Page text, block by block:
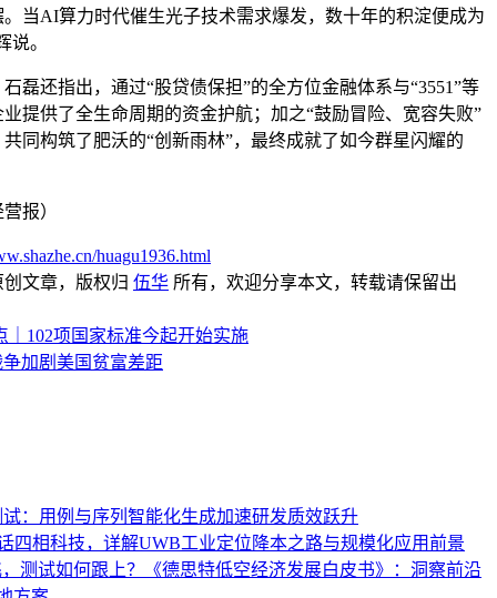
当AI算力时代催生光子技术需求爆发，数十年的积淀便成为
说。
还指出，通过“股贷债保担”的全方位金融体系与“3551”等
提供了全生命周期的资金护航；加之“鼓励冒险、宽容失败”
同构筑了肥沃的“创新雨林”，最终成就了如今群星闪耀的
报）
huagu1936.html
文章，版权归 伍华 所有，欢迎分享本文，转载请保留出
｜102项国家标准今起开始实施
加剧美国贫富差距
：用例与序列智能化生成加速研发质效跃升
四相科技，详解UWB工业定位降本之路与规模化应用前景
测试如何跟上？《德思特低空经济发展白皮书》：洞察前沿